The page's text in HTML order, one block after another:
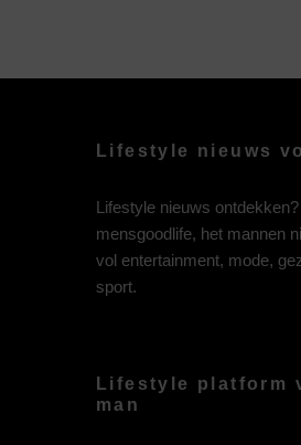
Lifestyle nieuws
Lifestyle nieuws
mensgoodlife, het mannen
vol entertainment, mode,
sport.
Lifestyle platform
man